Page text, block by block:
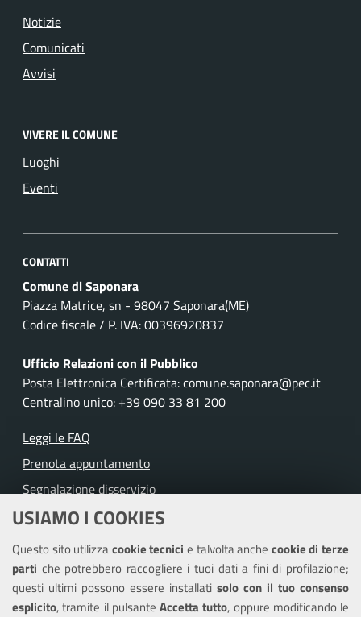
USIAMO I COOKIES
Questo sito utilizzacookie tecnicie talvolta anche cookie di terze
parti che potrebbero raccogliere i tuoi dati a fini di profilazione;
questi ultimi possono essere installati solo con il tuo consenso
esplicito, tramite il pulsante Accetta tutto, oppure modificando le
Notizie
Comunicati
Avvisi
VIVERE IL COMUNE
Luoghi
Eventi
CONTATTI
Comune di Saponara
Piazza Matrice, sn - 98047 Saponara(ME)
Codice fiscale / P. IVA: 00396920837
Ufficio Relazioni con il Pubblico
Posta Elettronica Certificata: comune.saponara@pec.it
Centralino unico: +39 090 33 81 200
Leggi le FAQ
Prenota appuntamento
Segnalazione disservizio
Richiesta assistenza
Amministrazione trasparente
Informativa privacy
Note legali